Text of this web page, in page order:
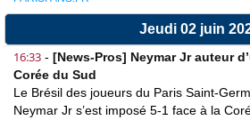
Jeudi 02 juin
16:33 - [News-Pros] Neymar Jr auteur
Corée du Sud
Le Brésil des joueurs du Paris Saint-
Neymar Jr s’est imposé 5-1 face à la